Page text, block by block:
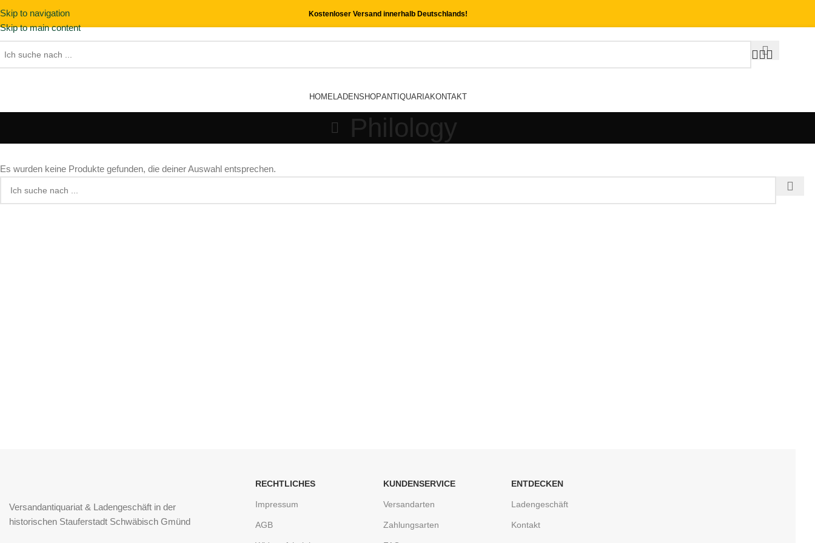
Skip to navigation
Skip to main content
Kostenloser Versand innerhalb Deutschlands!
HOME LADENSHOPANTIQUARIAKONTAKT
Philology
Es wurden keine Produkte gefunden, die deiner Auswahl entsprechen.
Versandantiquariat & Ladengeschäft in der
historischen Stauferstadt Schwäbisch Gmünd
RECHTLICHES
Impressum
AGB
KUNDENSERVICE
Versandarten
Zahlungsarten
ENTDECKEN
Ladengeschäft
Kontakt